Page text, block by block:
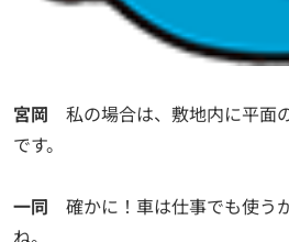
宮岡 私の場合は、敷地内に平面
です。
一同 確かに！車は仕事でも使う